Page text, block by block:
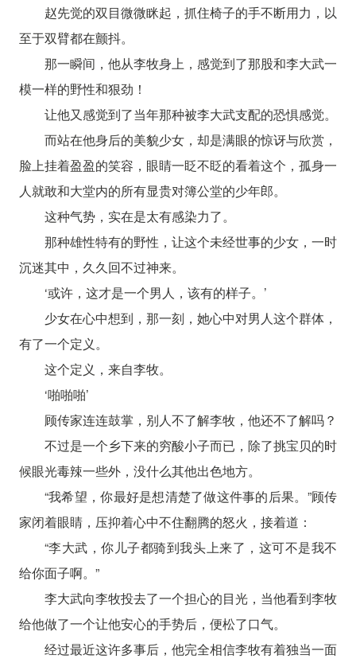
赵先觉的双目微微眯起，抓住椅子的手不断用力，以
至于双臂都在颤抖。
那一瞬间，他从李牧身上，感觉到了那股和李大武一
模一样的野性和狠劲！
让他又感觉到了当年那种被李大武支配的恐惧感觉。
而站在他身后的美貌少女，却是满眼的惊讶与欣赏，
脸上挂着盈盈的笑容，眼睛一眨不眨的看着这个，孤身一
人就敢和大堂内的所有显贵对簿公堂的少年郎。
这种气势，实在是太有感染力了。
那种雄性特有的野性，让这个未经世事的少女，一时
沉迷其中，久久回不过神来。
‘或许，这才是一个男人，该有的样子。’
少女在心中想到，那一刻，她心中对男人这个群体，
有了一个定义。
这个定义，来自李牧。
‘啪啪啪’
顾传家连连鼓掌，别人不了解李牧，他还不了解吗？
不过是一个乡下来的穷酸小子而已，除了挑宝贝的时
候眼光毒辣一些外，没什么其他出色地方。
“我希望，你最好是想清楚了做这件事的后果。”顾传
家闭着眼睛，压抑着心中不住翻腾的怒火，接着道：
“李大武，你儿子都骑到我头上来了，这可不是我不
给你面子啊。”
李大武向李牧投去了一个担心的目光，当他看到李牧
给他做了一个让他安心的手势后，便松了口气。
经过最近这许多事后，他完全相信李牧有着独当一面